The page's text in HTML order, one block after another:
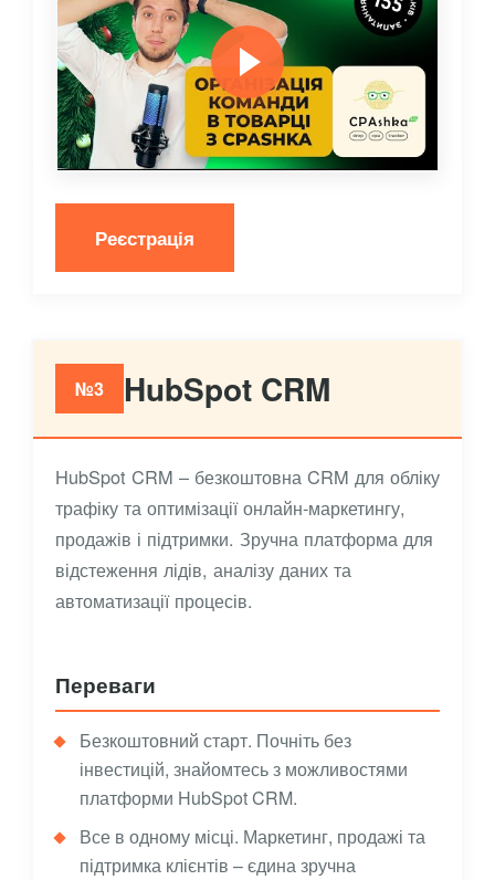
Реєстрація
№3 HubSpot CRM
HubSpot CRM – безкоштовна CRM для обліку
трафіку та оптимізації онлайн-маркетингу,
продажів і підтримки. Зручна платформа для
відстеження лідів, аналізу даних та
автоматизації процесів.
Переваги
Безкоштовний старт. Почніть без
інвестицій, знайомтесь з можливостями
платформи HubSpot CRM.
Все в одному місці. Маркетинг, продажі та
підтримка клієнтів – єдина зручна